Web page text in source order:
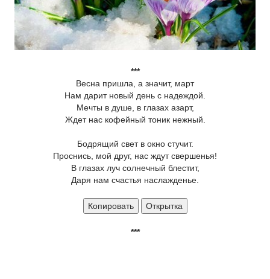
***
Весна пришла, а значит, март
Нам дарит новый день с надеждой.
Мечты в душе, в глазах азарт,
Ждет нас кофейный тоник нежный.
Бодрящий свет в окно стучит.
Проснись, мой друг, нас ждут свершенья!
В глазах луч солнечный блестит,
Даря нам счастья наслажденье.
Копировать Открытка
***